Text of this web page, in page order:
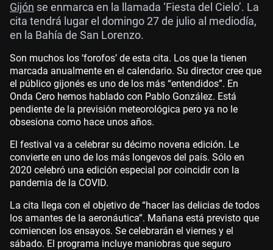
Gijón se enmarca en la llamada ‘Fiesta del Cielo’. La
cita tendrá lugar el domingo 27 de julio al mediodía,
en la Bahía de San Lorenzo.
Son muchos los ‘forofos’ de esta cita. Los que la tienen
marcada anualmente en el calendario. Su director cree que
el público gijonés es uno de los más “entendidos”. En
Onda Cero hemos hablado con Pablo González. Está
pendiente de la previsión meteorológica pero ya no le
obsesiona como hace unos años.
El festival va a celebrar su décimo novena edición. Le
convierte en uno de los más longevos del país. Sólo en
2020 celebró una edición especial por coincidir con la
pandemia de la COVID.
La cita llega con el objetivo de “hacer las delicias de todos
los amantes de la aeronáutica”. Mañana está previsto que
comiencen los ensayos. Se celebrarán el viernes y el
sábado. El programa incluye maniobras que seguro